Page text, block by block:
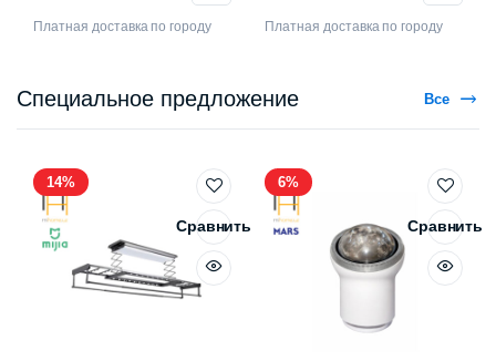
Платная доставка по городу Платная доставка по городу
Специальное предложение Все
14%
Сравнить
6%
Сравнить